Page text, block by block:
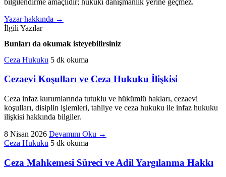
bilgilendirme amaçlıdır; hukuki danışmanlık yerine geçmez.
Yazar hakkında →
İlgili Yazılar
Bunları da okumak isteyebilirsiniz
Ceza Hukuku 5 dk okuma
Cezaevi Koşulları ve Ceza Hukuku İlişkisi
Ceza infaz kurumlarında tutuklu ve hükümlü hakları, cezaevi
koşulları, disiplin işlemleri, tahliye ve ceza hukuku ile infaz hukuku
ilişkisi hakkında bilgiler.
8 Nisan 2026 Devamını Oku →
Ceza Hukuku 5 dk okuma
Ceza Mahkemesi Süreci ve Adil Yargılanma Hakkı